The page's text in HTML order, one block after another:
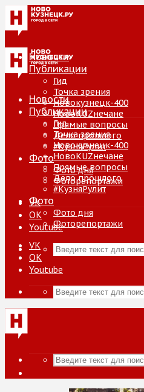
Новости
Публикации
Гид
Точка зрения
Новокузнецк-400
НовоKUZнечане
Прямые вопросы
Дело прошлого
#КузняРулит
Фото
Фото дня
Фоторепортажи
VK
ОК
Youtube
Новости
Публикации
Гид
Точка зрения
Новокузнецк-400
НовоKUZнечане
Прямые вопросы
Дело прошлого
#КузняРулит
Фото
Фото дня
Фоторепортажи
VK
ОК
Youtube